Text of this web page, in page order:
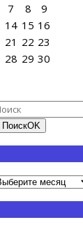
7 8
9
14 15 16
21 22 23
28 29 30
ПоискOK